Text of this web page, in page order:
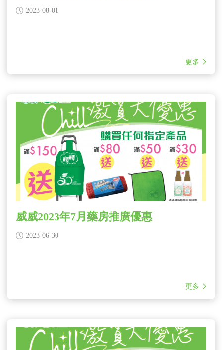
2023-08-01
更多
威威2023年7月藥房推廣優惠
2023-06-30
更多